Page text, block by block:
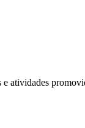
e atividades